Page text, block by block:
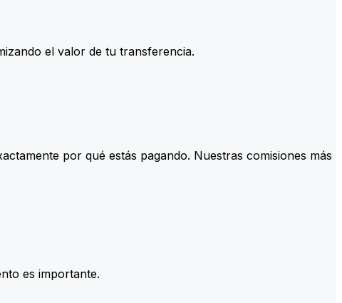
el valor de tu transferencia.
por qué estás pagando. Nuestras comisiones más
es importante.